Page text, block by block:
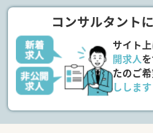
滑に連携できる人柄を求めてい
【法人特徴について】
■行橋市内に3店舗の薬局を展
る地元密着型の企業です。
■薬剤師である40代の若手社長
尊重される風通しの良い社風です
体制が万全な点も強みです。
コンサルタント
サイト
開求人
たのご
しします